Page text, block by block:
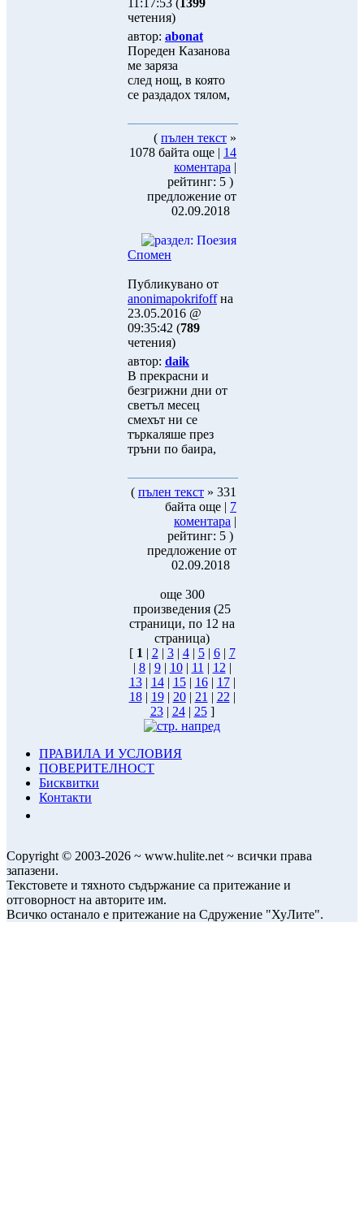
11:17:53 ( 1399
четения)
автор: abonat
Пореден Казанова
ме заряза
след нощ, в която
се раздадох тялом,
( пълен текст »
1078 байта още | 14
коментара |
рейтинг: 5 )
предложение от
02.09.2018
Спомен
Публикувано от
anonimapokrifoffна
23.05.2016 @
09:35:42 (789
четения)
автор: daik
В прекрасни и
безгрижни дни от
светъл месец
смехът ни се
търкаляше през
тръни по баира,
( пълен текст » 331
байта още | 7
коментара |
рейтинг: 5 )
предложение от
02.09.2018
още 300
произведения (25
страници, по 12 на
страница)
[ 1 | 2 | 3| 4| 5| 6| 7
| 8| 9| 10| 11 | 12 |
13| 14| 15| 16| 17|
18| 19| 20| 21 | 22 |
23| 24| 25]
ПРАВИЛА И УСЛОВИЯ
ПОВЕРИТЕЛНОСТ
Бисквитки
Контакти
Copyright © 2003-2026 ~ www.hulite.net ~ всички права
запазени.
Текстовете и тяхното съдържание са притежание и
отговорност на авторите им.
Всичко останало е притежание на Сдружение "ХуЛите".